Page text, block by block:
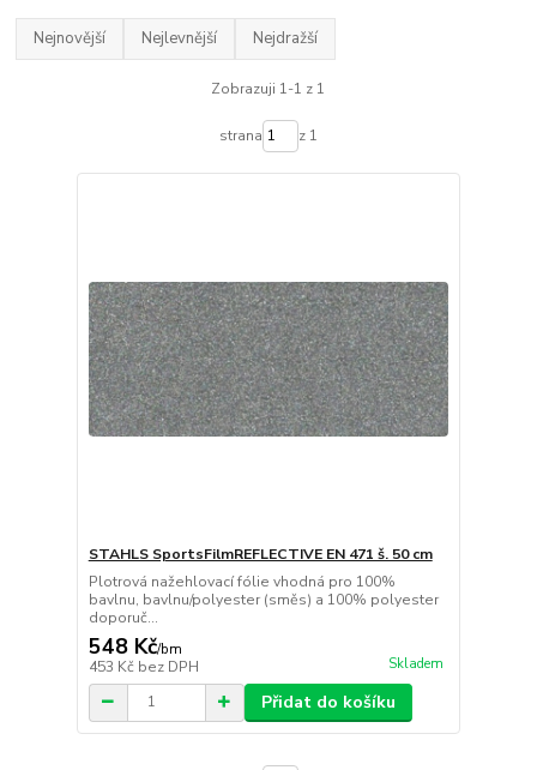
Nejnovější Nejlevnější Nejdražší
Zobrazuji 1-1 z 1
strana z 1
STAHLS SportsFilmREFLECTIVE EN 471 š. 50 cm
Plotrová nažehlovací fólie vhodná pro 100%
bavlnu, bavlnu/polyester (směs) a 100% polyester
doporuč...
548 Kč/bm
453 Kč bez DPH Skladem
Přidat do košíku